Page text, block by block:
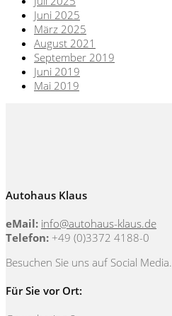
Juni 2025
März 2025
August 2021
September 2019
Juni 2019
Mai 2019
Autohaus Klaus
eMail: info@autohaus-klaus.de
Telefon: +49 (0)3372 4188-0
Besuchen Sie uns auf Social Media.
Für Sie vor Ort: